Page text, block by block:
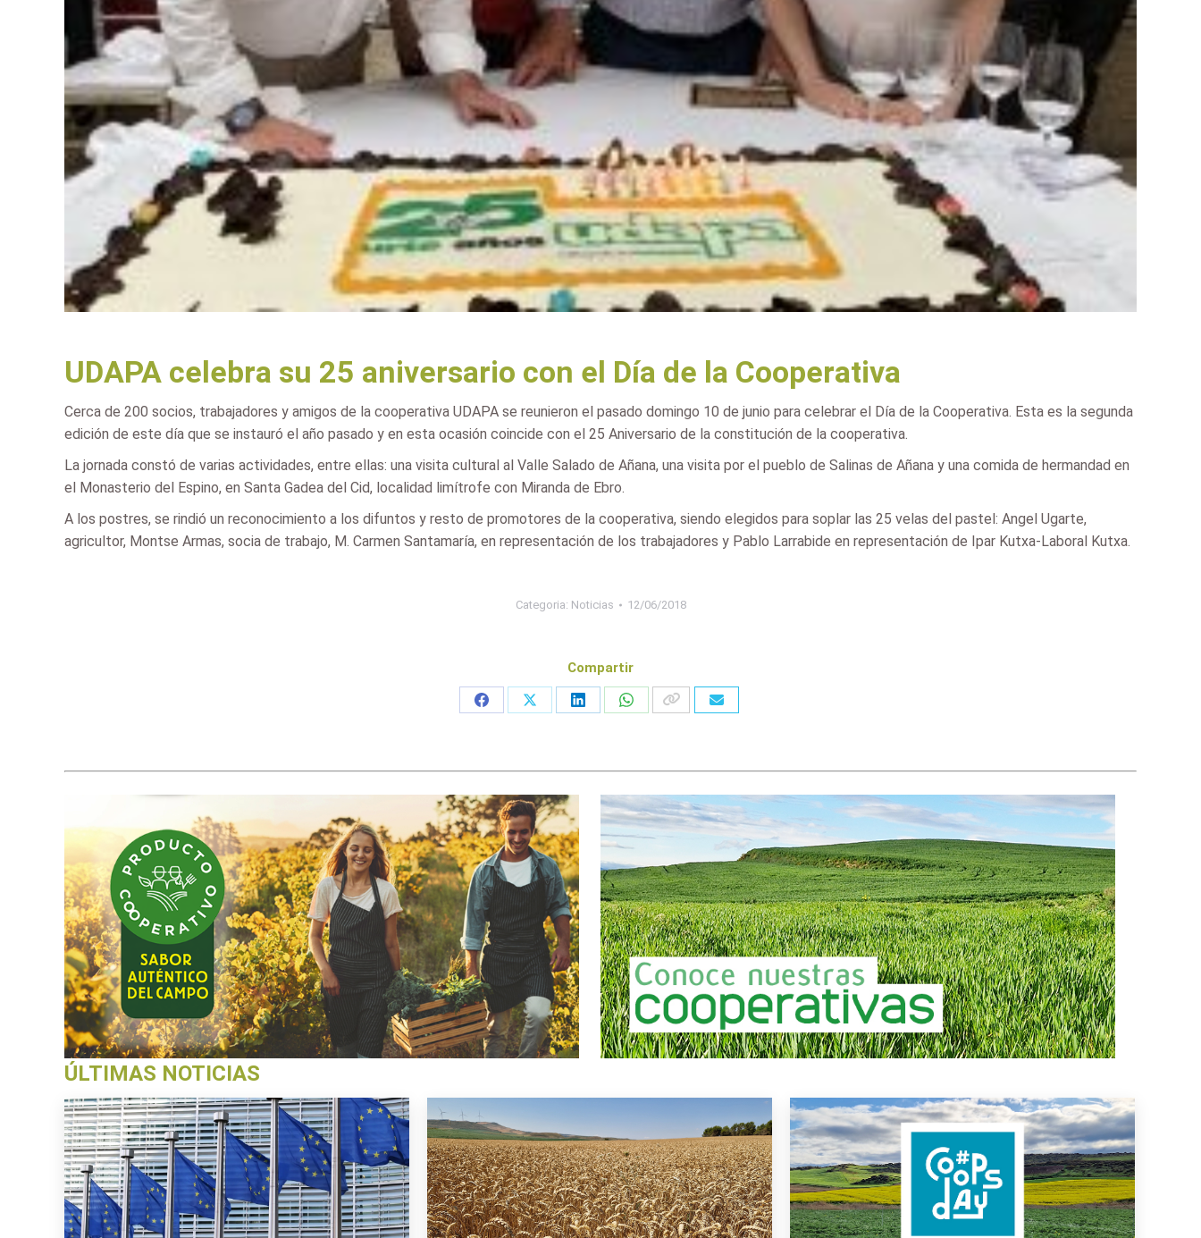
UDAPA celebra su 25 aniversario con el Día de la Cooperativa
Cerca de 200 socios, trabajadores y amigos de la cooperativa UDAPA se reunieron el pasado domingo 10 de junio para celebrar el Día de la Cooperativa. Esta es la segunda
edición de este día que se instauró el año pasado y en esta ocasión coincide con el 25 Aniversario de la constitución de la cooperativa.
La jornada constó de varias actividades, entre ellas: una visita cultural al Valle Salado de Añana, una visita por el pueblo de Salinas de Añana y una comida de hermandad en
el Monasterio del Espino, en Santa Gadea del Cid, localidad limítrofe con Miranda de Ebro.
A los postres, se rindió un reconocimiento a los difuntos y resto de promotores de la cooperativa, siendo elegidos para soplar las 25 velas del pastel: Angel Ugarte,
agricultor, Montse Armas, socia de trabajo, M. Carmen Santamaría, en representación de los trabajadores y Pablo Larrabide en representación de Ipar Kutxa-Laboral Kutxa.
Categoria: Noticias 12/06/2018
Compartir
Share
Share
Share
Share
ÚLTIMAS NOTICIAS